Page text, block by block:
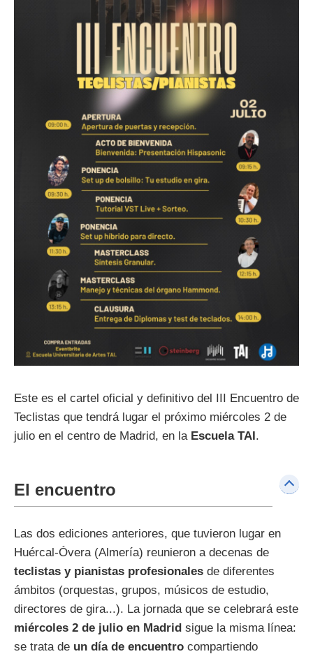
Este es el cartel oficial y definitivo del III Encuentro de
Teclistas que tendrá lugar el próximo miércoles 2 de
julio en el centro de Madrid, en la Escuela TAI.
El encuentro
Las dos ediciones anteriores, que tuvieron lugar en
Huércal-Óvera (Almería) reunieron a decenas de
teclistas y pianistas profesionales de diferentes
ámbitos (orquestas, grupos, músicos de estudio,
directores de gira...). La jornada que se celebrará este
miércoles 2 de julio en Madrid sigue la misma línea:
se trata de un día de encuentro compartiendo